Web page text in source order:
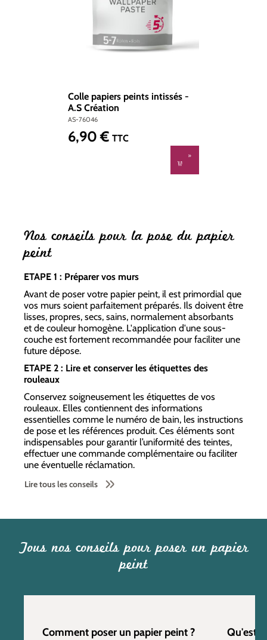
Colle papiers peints intissés -
A.S Création
AS-76046
Prix régulier :
6,90 € TTC
Nos conseils pour la pose du papier
peint
ETAPE 1 : Préparer vos murs
Avant de poser votre papier peint, il est primordial que
vos murs soient parfaitement préparés. Ils doivent être
lisses, propres, secs, sains, normalement absorbants
et de couleur homogène. L'application d'une sous-
couche est fortement recommandée pour faciliter une
future dépose.
ETAPE 2 : Lire et conserver les étiquettes des
rouleaux
Conservez soigneusement les étiquettes de vos
rouleaux. Elles contiennent des informations
essentielles comme le numéro de bain, les instructions
de pose et les références produit. Ces éléments sont
indispensables pour garantir l’uniformité des teintes,
effectuer une commande complémentaire ou faciliter
une éventuelle réclamation.
Lire tous les conseils
Tous nos conseils pour poser un papier
peint
Comment poser un papier peint ? Qu'est